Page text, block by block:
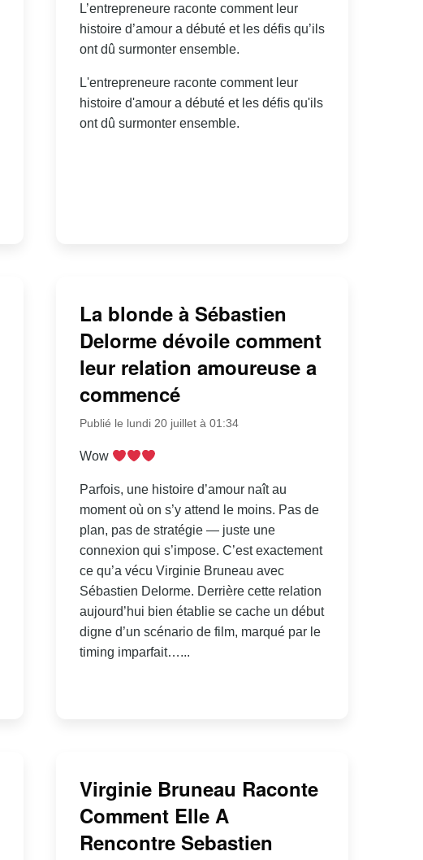
L’entrepreneure raconte comment leur
histoire d’amour a débuté et les défis qu’ils
ont dû surmonter ensemble.
L'entrepreneure raconte comment leur
histoire d'amour a débuté et les défis qu'ils
ont dû surmonter ensemble.
La blonde à Sébastien
Delorme dévoile comment
leur relation amoureuse a
commencé
Publié le lundi 20 juillet à 01:34
Wow
Parfois, une histoire d’amour naît au
moment où on s’y attend le moins. Pas de
plan, pas de stratégie — juste une
connexion qui s’impose. C’est exactement
ce qu’a vécu Virginie Bruneau avec
Sébastien Delorme. Derrière cette relation
aujourd’hui bien établie se cache un début
digne d’un scénario de film, marqué par le
timing imparfait…...
Virginie Bruneau Raconte
Comment Elle A
Rencontre Sebastien